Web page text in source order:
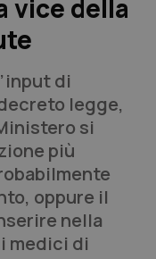
vice della
di
legge,
si
più
oppure il
nella
medici di